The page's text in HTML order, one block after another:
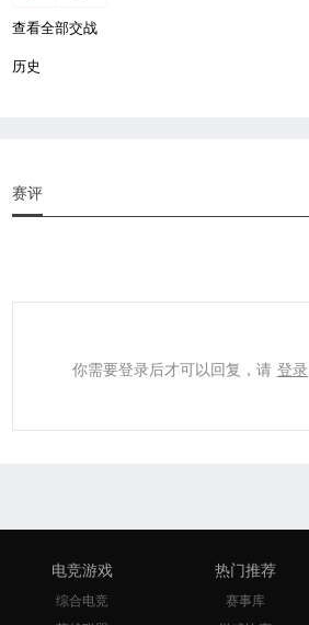
查看全部交战
历史
赛评
你需要登录后才可以回复，请 登录
电竞游戏
综合电竞
热门推荐
赛事库